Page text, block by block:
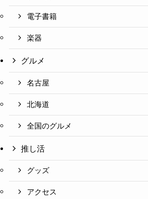
電子書籍
楽器
グルメ
名古屋
北海道
全国のグルメ
推し活
グッズ
アクセス